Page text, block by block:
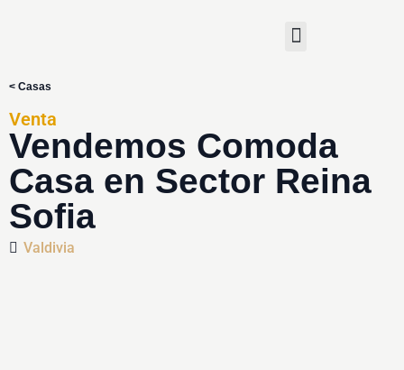
< Casas
Venta
Vendemos Comoda
Casa en Sector Reina
Sofia
Valdivia